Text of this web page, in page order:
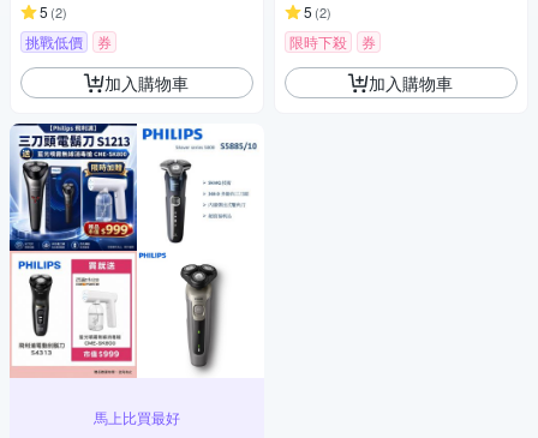
5 (2)
挑戰低價 券
加入購物車
馬上比買最好
5 (2)
限時下殺 券
加入購物車